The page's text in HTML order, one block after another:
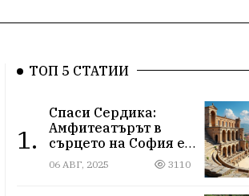
ТОП 5 СТАТИИ
1.
Спаси Сердика:
Амфитеатърът в
сърцето на София е
на ръба да изчезне
06 АВГ, 2025 3110